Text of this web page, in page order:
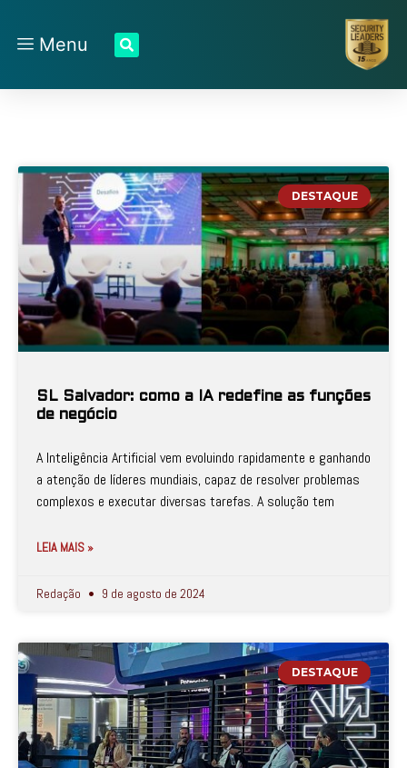
Menu
DESTAQUE
SL Salvador: como a IA redefine as funções
de negócio
A Inteligência Artificial vem evoluindo rapidamente e ganhando
a atenção de líderes mundiais, capaz de resolver problemas
complexos e executar diversas tarefas. A solução tem
LEIA MAIS »
Redação 9 de agosto de 2024
DESTAQUE